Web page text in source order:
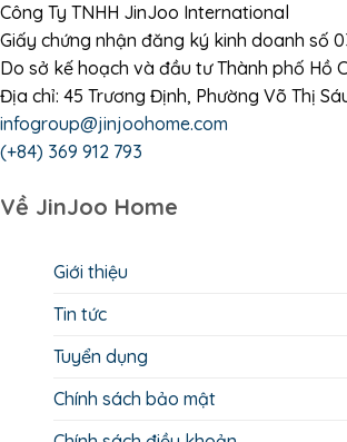
Công Ty TNHH JinJoo International
Giấy chứng nhận đăng ký kinh doanh số
Do sở kế hoạch và đầu tư Thành phố Hồ
Địa chỉ: 45 Trương Định, Phường Võ Thị
infogroup@jinjoohome.com
(+84) 369 912 793
Về JinJoo Home
Giới thiệu
Tin tức
Tuyển dụng
Chính sách bảo mật